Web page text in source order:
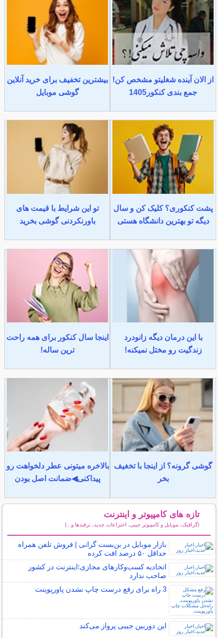
از الان آینده شغلیتو مشخص کن!
جمع بندی کنکور1405
بیشترین تخفیف برای خرید آنلاین
گوشی موبایل
پشت کنکوری؟ کلیک کن و سال
دیگه تو بهترین دانشگاه هستی
تو این شرایط با قیمت های
باورنکردنی گوشی بخرید
با این درمان دیگه زانودرد
زندگیت رو مختل نمیکنه!
اینجا سال کنکور برای همه راحت
ترین ساله!
گوشی گرونه؟ از اینجا با تخغیف
بخر
بالاخره میتونی عطر دلخواهت رو
پیداکنی◀ضمانت اصل بودن
تازه های کامپیوتر و اینترنت
(گرافیک، موبایل و کامپیوتر جیبی، اختراعات جدید، ترفندها و...)
بازار موبایل در بن‌بست گرانی | فروش تلفن همراه
حداقل ۵۰ درصد افت کرده
اتحادیه کسب‌وکارهای مجازی:اینترنت در کشور
صاحب ندارد
3 راه برای رفع درست چاپ نشدن پاورپوینت
این دوربین جیبی پرواز می‌کند